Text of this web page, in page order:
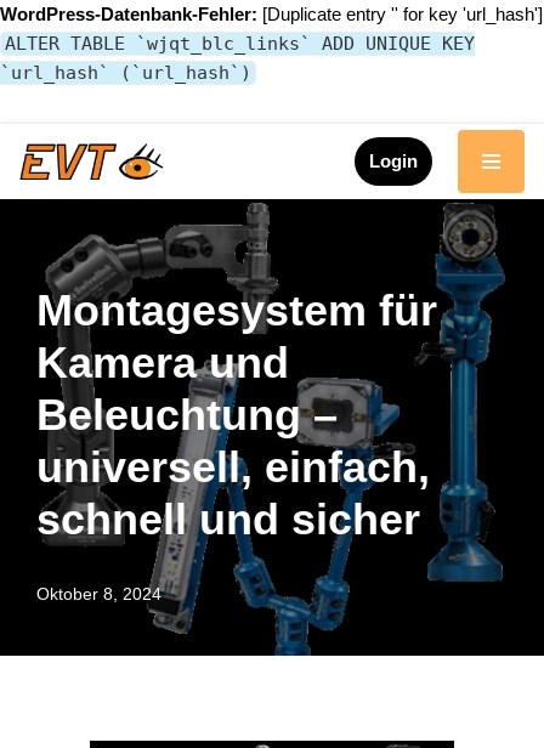
WordPress-Datenbank-Fehler: [Duplicate entry '' for key 'url_hash']
ALTER TABLE `wjqt_blc_links` ADD UNIQUE KEY
`url_hash` (`url_hash`)
springen
Login
Montagesystem für
Kamera und
Beleuchtung –
universell, einfach,
schnell und sicher
Oktober 8, 2024